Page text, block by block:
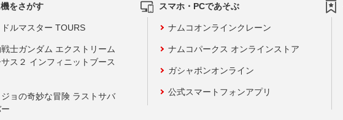
をさがす
ルマスター TOURS
士ガンダム エクストリーム
ス２ インフィニットブース
ョの奇妙な冒険 ラストサバ
スマホ・PCであそぶ
ナムコオンラインクレーン
ナムコパークス オンラインストア
ガシャポンオンライン
公式スマートフォンアプリ